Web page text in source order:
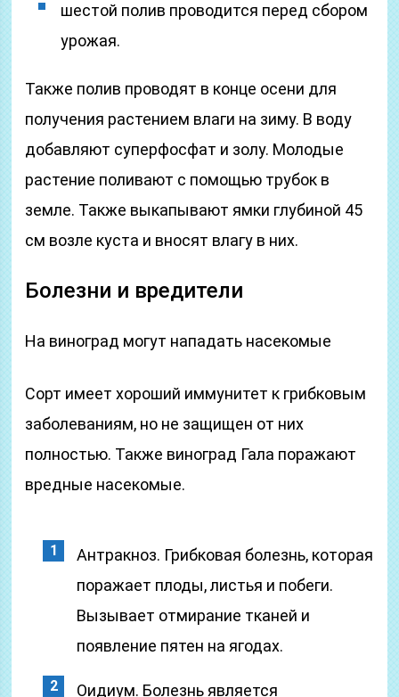
шестой полив проводится перед сбором
урожая.
Также полив проводят в конце осени для
получения растением влаги на зиму. В воду
добавляют суперфосфат и золу. Молодые
растение поливают с помощью трубок в
земле. Также выкапывают ямки глубиной 45
см возле куста и вносят влагу в них.
Болезни и вредители
На виноград могут нападать насекомые
Сорт имеет хороший иммунитет к грибковым
заболеваниям, но не защищен от них
полностью. Также виноград Гала поражают
вредные насекомые.
Антракноз. Грибковая болезнь, которая
поражает плоды, листья и побеги.
Вызывает отмирание тканей и
появление пятен на ягодах.
Оидиум. Болезнь является